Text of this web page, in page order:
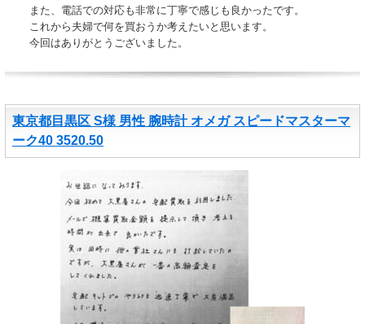
また、電話での対応も非常に丁寧で感じも良かったです。
これから夫婦で何を買おうか考えたいと思います。
今回はありがとうございました。
東京都目黒区 S様 男性 腕時計 オメガ スピードマスターマ
ーク40 3520.50